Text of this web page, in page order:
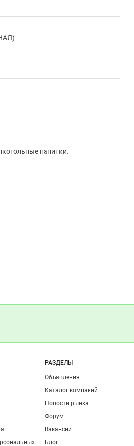
напитки.
РАЗДЕЛЫ
Объявления
Каталог компаний
Новости рынка
Форум
Вакансии
Блог